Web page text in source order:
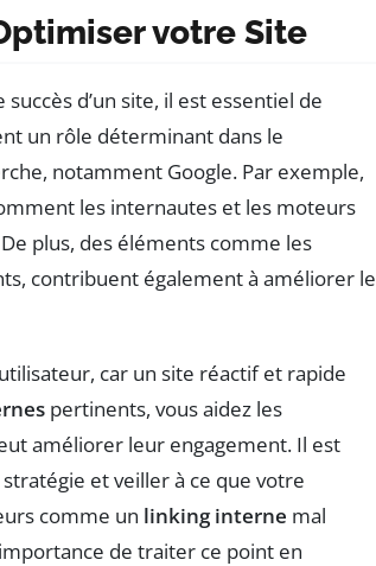
votre Site
d’un site, il est essentiel de
un rôle déterminant dans le
notamment Google. Par exemple,
les internautes et les moteurs
plus, des éléments comme les
contribuent également à améliorer le
car un site réactif et rapide
pertinents, vous aidez les
améliorer leur engagement. Il est
et veiller à ce que votre
comme un linking interne mal
de traiter ce point en